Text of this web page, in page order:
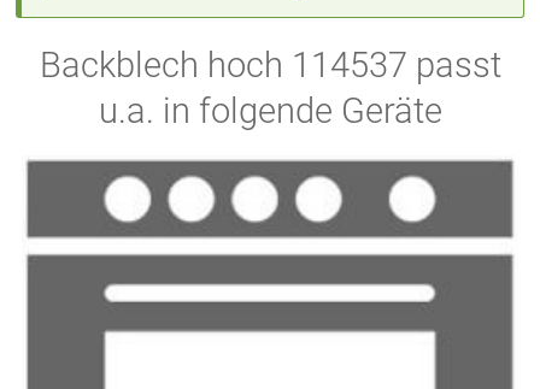
Backblech hoch 114537 passt
u.a. in folgende Geräte